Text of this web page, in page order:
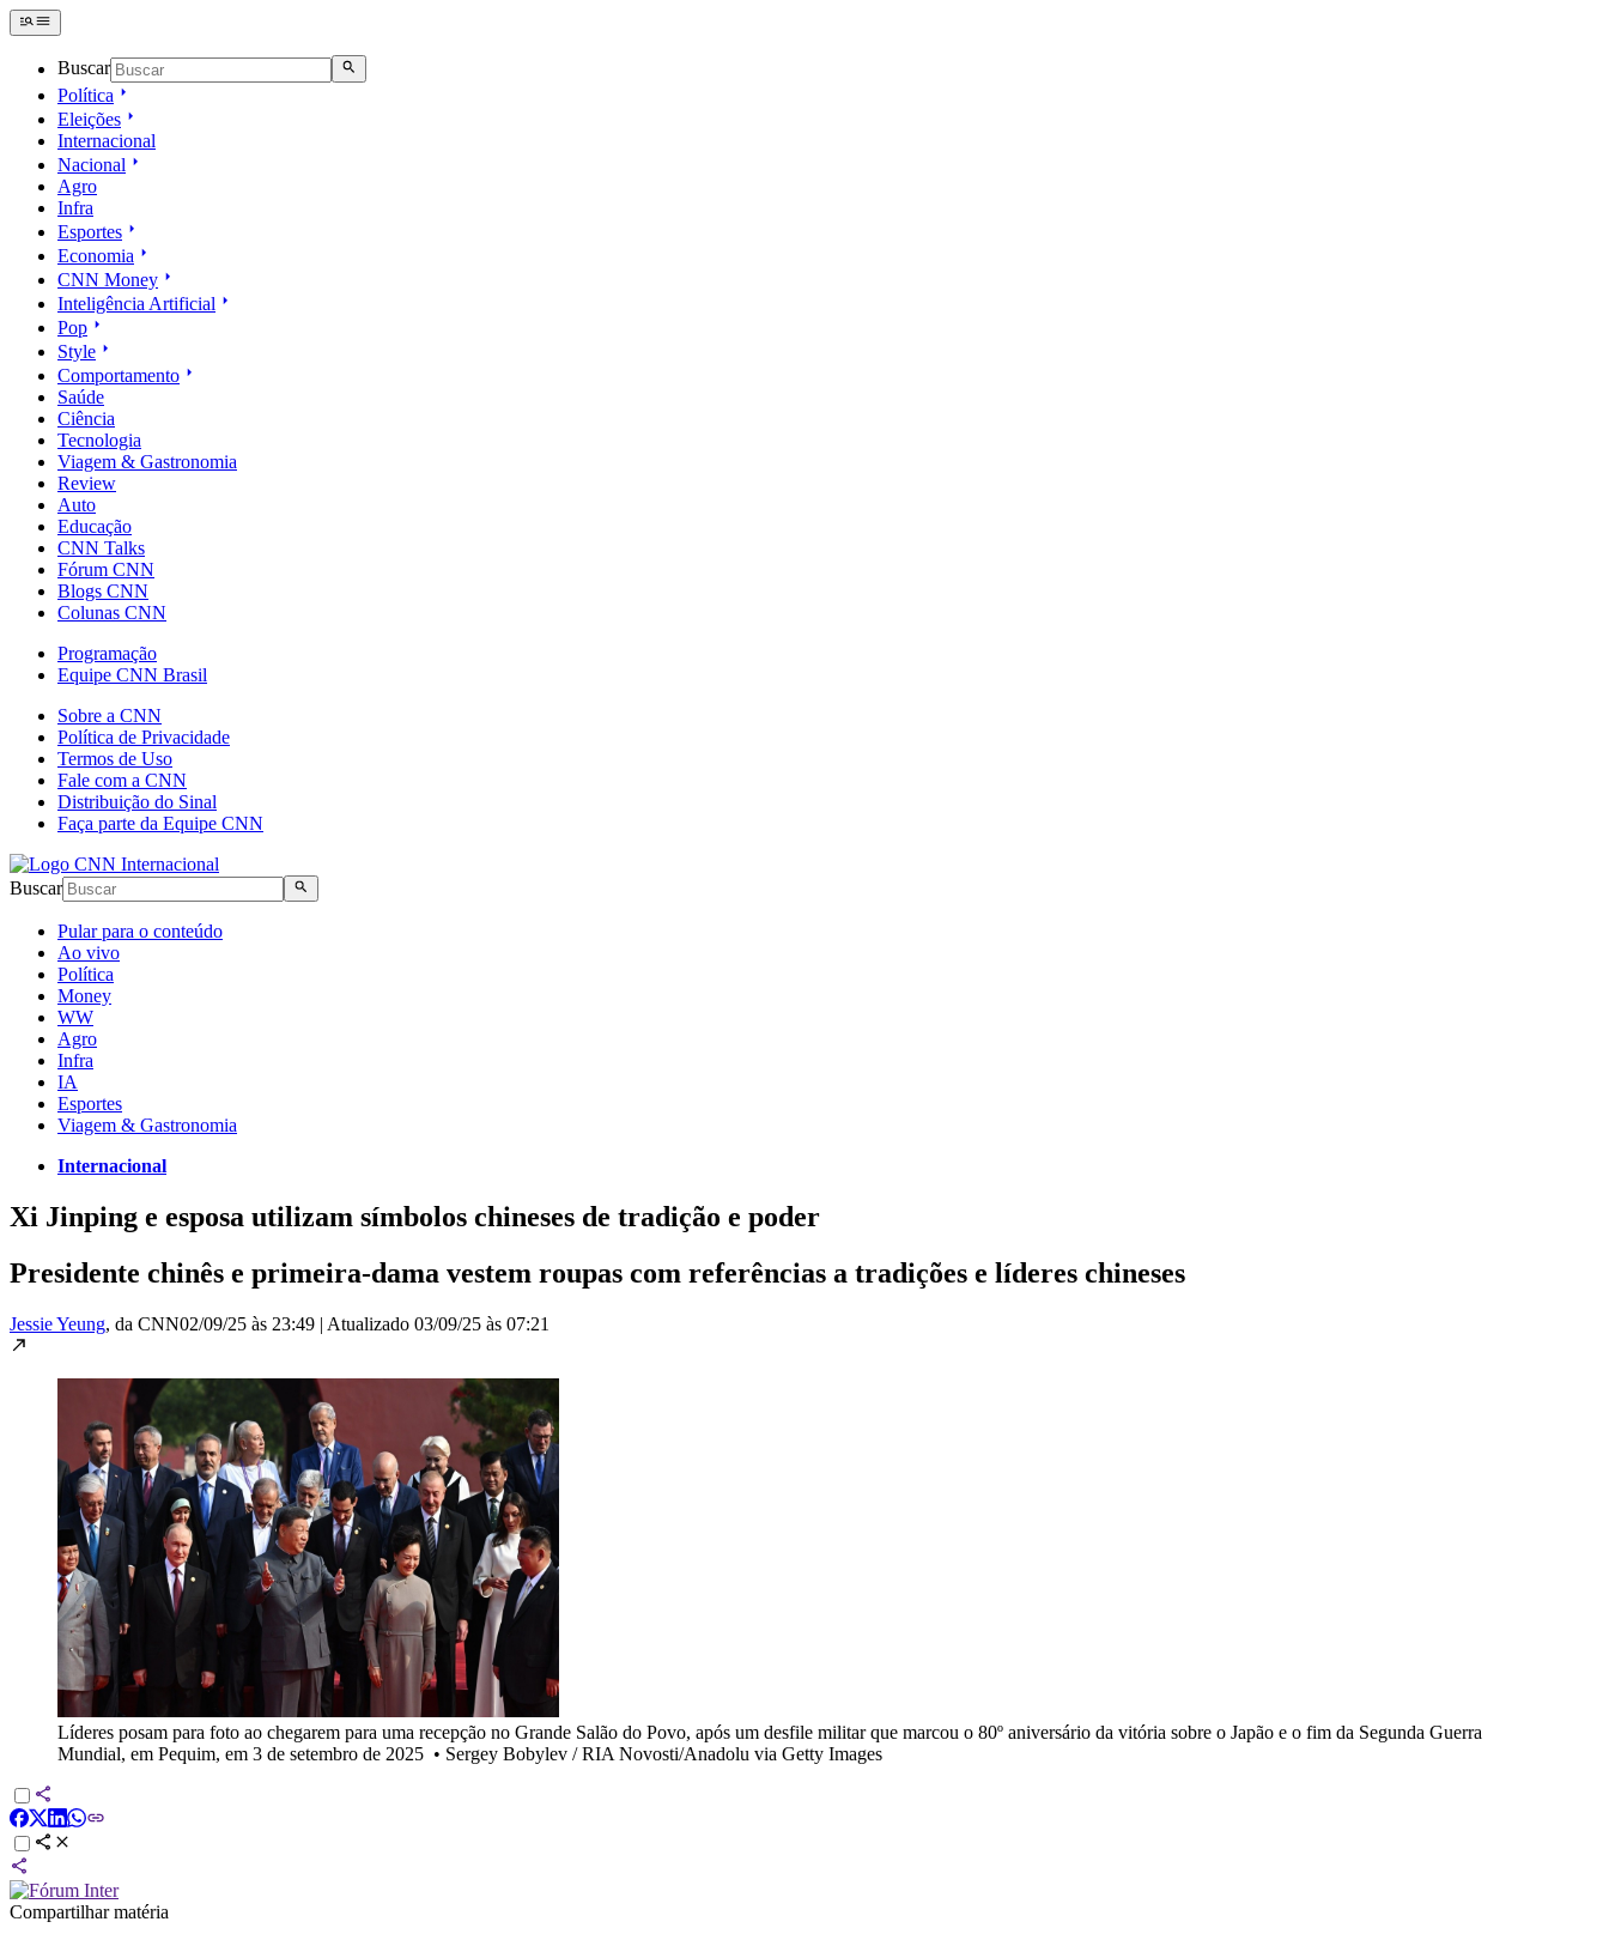
Buscar
Política
Eleições
Internacional
Nacional
Agro
Infra
Esportes
Economia
CNN Money
Inteligência Artificial
Pop
Style
Comportamento
Saúde
Ciência
Tecnologia
Viagem & Gastronomia
Review
Auto
Educação
CNN Talks
Fórum CNN
Blogs CNN
Colunas CNN
Programação
Equipe CNN Brasil
Sobre a CNN
Política de Privacidade
Termos de Uso
Fale com a CNN
Distribuição do Sinal
Faça parte da Equipe CNN
Buscar
Pular para o conteúdo
Ao vivo
Política
Money
WW
Agro
Infra
IA
Esportes
Viagem & Gastronomia
Internacional
Xi Jinping e esposa utilizam símbolos chineses de tradição e poder
Presidente chinês e primeira-dama vestem roupas com referências a tradições e líderes chineses
Jessie Yeung, da CNN02/09/25 às 23:49 | Atualizado 03/09/25 às 07:21
Líderes posam para foto ao chegarem para uma recepção no Grande Salão do Povo, após um desfile militar que marcou o 80º aniversário da vitória sobre o Japão e o fim da Segunda Guerra
Mundial, em Pequim, em 3 de setembro de 2025 • Sergey Bobylev / RIA Novosti/Anadolu via Getty Images
Compartilhar matéria